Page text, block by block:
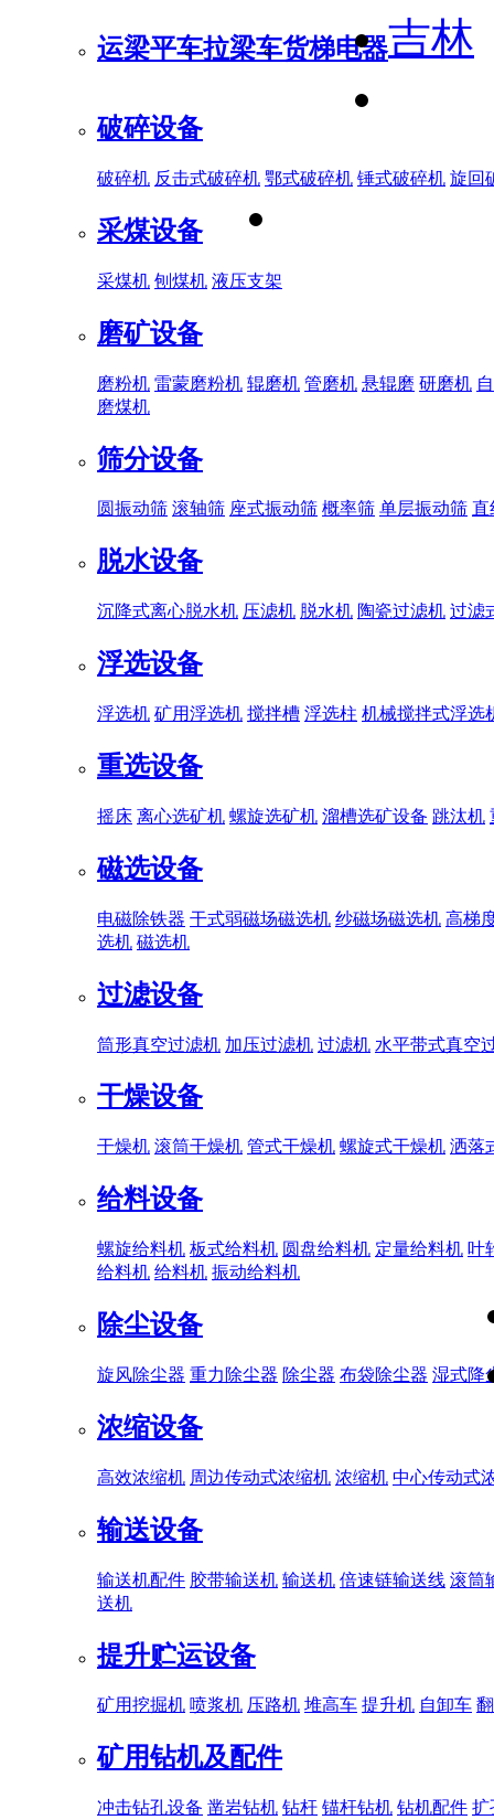
运梁平车拉梁车货梯电器
破碎设备
破碎机 反击式破碎机 鄂式破碎机 锤式破碎机 旋回
采煤设备
采煤机 刨煤机 液压支架
磨矿设备
磨粉机 雷蒙磨粉机 辊磨机 管磨机 悬辊磨 研磨机
磨煤机
筛分设备
圆振动筛 滚轴筛 座式振动筛 概率筛 单层振动筛 直
脱水设备
沉降式离心脱水机 压滤机 脱水机 陶瓷过滤机 过滤
浮选设备
浮选机 矿用浮选机 搅拌槽 浮选柱 机械搅拌式浮选
重选设备
摇床 离心选矿机 螺旋选矿机 溜槽选矿设备 跳汰机
磁选设备
电磁除铁器 干式弱磁场磁选机 纱磁场磁选机 高梯
选机 磁选机
过滤设备
筒形真空过滤机 加压过滤机 过滤机 水平带式真空
干燥设备
干燥机 滚筒干燥机 管式干燥机 螺旋式干燥机 洒落
给料设备
螺旋给料机 板式给料机 圆盘给料机 定量给料机 叶
给料机 给料机 振动给料机
除尘设备
旋风除尘器 重力除尘器 除尘器 布袋除尘器 湿式降
浓缩设备
高效浓缩机 周边传动式浓缩机 浓缩机 中心传动式
输送设备
输送机配件 胶带输送机 输送机 倍速链输送线 滚筒
送机
提升贮运设备
矿用挖掘机 喷浆机 压路机 堆高车 提升机 自卸车
矿用钻机及配件
冲击钻孔设备 凿岩钻机 钻杆 锚杆钻机 钻机配件 扩
吉林